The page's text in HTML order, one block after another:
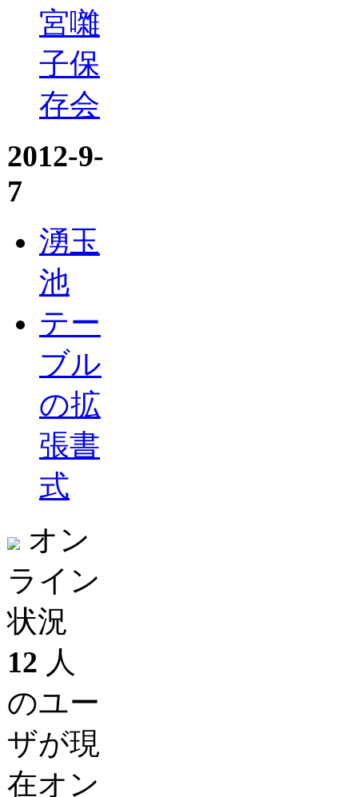
宮囃
子保
存会
2012-9-
7
湧玉
池
テー
ブル
の拡
張書
式
オン
ライン
状況
12 人
のユー
ザが現
在オン